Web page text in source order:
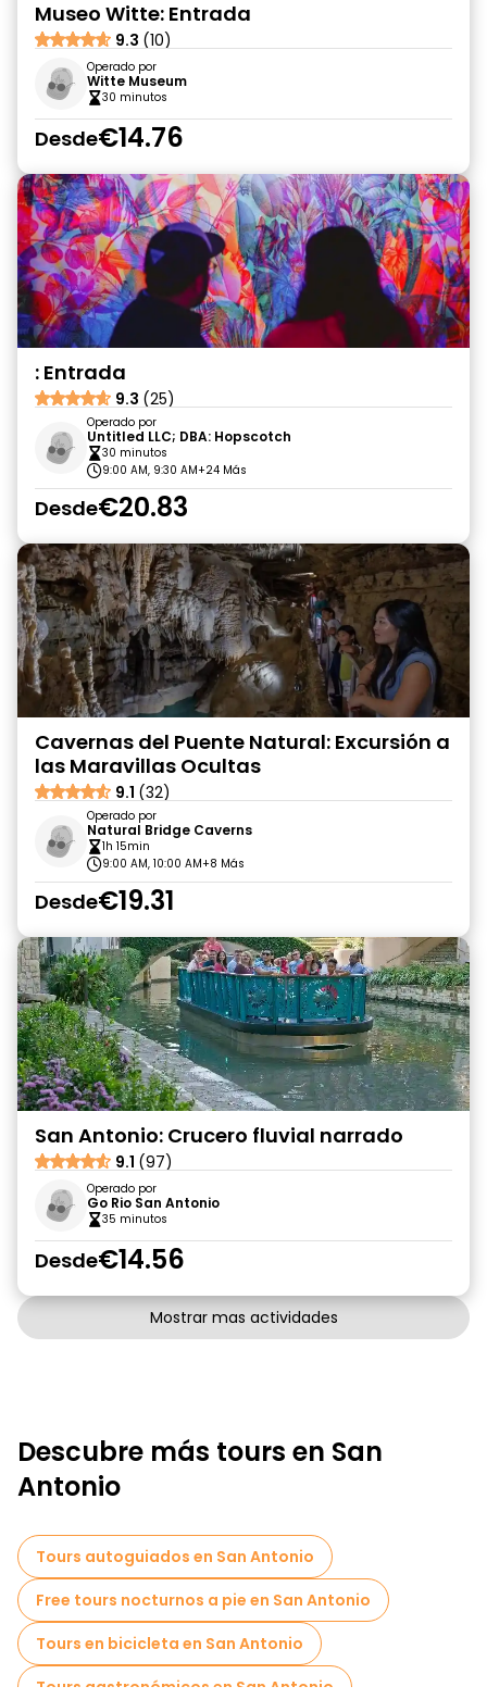
Museo Witte: Entrada
9.3 (10)
Operado por
Witte Museum
30 minutos
Desde€14.76
: Entrada
9.3 (25)
Operado por
Untitled LLC; DBA: Hopscotch
30 minutos
9:00 AM, 9:30 AM+24 Más
Desde€20.83
Cavernas del Puente Natural: Excursión a
las Maravillas Ocultas
9.1 (32)
Operado por
Natural Bridge Caverns
1h 15min
9:00 AM, 10:00 AM+8 Más
Desde€19.31
San Antonio: Crucero fluvial narrado
9.1 (97)
Operado por
Go Rio San Antonio
35 minutos
Desde€14.56
Mostrar mas actividades
Descubre más tours en San
Antonio
Tours autoguiados en San Antonio
Free tours nocturnos a pie en San Antonio
Tours en bicicleta en San Antonio
Tours gastronómicos en San Antonio